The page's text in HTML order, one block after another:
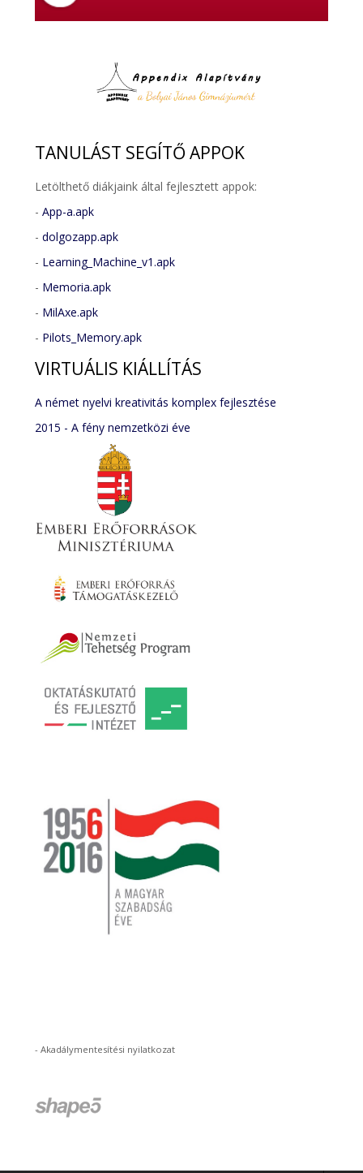
TANULÁST SEGÍTŐ APPOK
Letölthető diákjaink által fejlesztett appok:
-App-a.apk
-dolgozapp.apk
- Learning_Machine_v1.apk
- Memoria.apk
- MilAxe.apk
- Pilots_Memory.apk
VIRTUÁLIS KIÁLLÍTÁS
A német nyelvi kreativitás komplex fejlesztése
2015 - A fény nemzetközi éve
-Akadálymentesítési nyilatkozat